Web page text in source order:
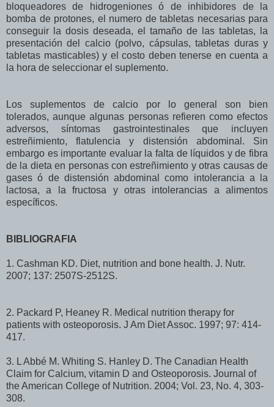
bloqueadores de hidrogeniones ó de inhibidores de la
bomba de protones, el numero de tabletas necesarias para
conseguir la dosis deseada, el tamaño de las tabletas, la
presentación del calcio (polvo, cápsulas, tabletas duras y
tabletas masticables) y el costo deben tenerse en cuenta a
la hora de seleccionar el suplemento.
Los suplementos de calcio por lo general son bien
tolerados, aunque algunas personas refieren como efectos
adversos, síntomas gastrointestinales que incluyen
estreñimiento, flatulencia y distensión abdominal. Sin
embargo es importante evaluar la falta de líquidos y de fibra
de la dieta en personas con estreñimiento y otras causas de
gases ó de distensión abdominal como intolerancia a la
lactosa, a la fructosa y otras intolerancias a alimentos
específicos.
BIBLIOGRAFIA
1. Cashman KD. Diet, nutrition and bone health. J. Nutr.
2007; 137: 2507S-2512S.
2. Packard P, Heaney R. Medical nutrition therapy for
patients with osteoporosis. J Am Diet Assoc. 1997; 97: 414-
417.
3. L Abbé M. Whiting S. Hanley D. The Canadian Health
Claim for Calcium, vitamin D and Osteoporosis. Journal of
the American College of Nutrition. 2004; Vol. 23, No. 4, 303-
308.